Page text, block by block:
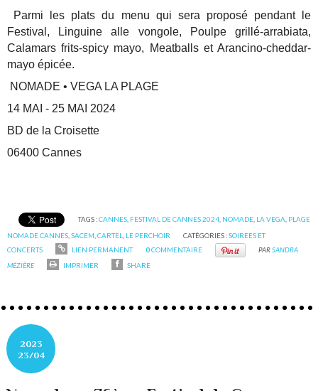
Parmi les plats du menu qui sera proposé pendant le
Festival, Linguine alle vongole, Poulpe grillé-arrabiata,
Calamars frits-spicy mayo, Meatballs et Arancino-cheddar-
mayo épicée.
NOMADE • VEGA LA PLAGE
14 MAI - 25 MAI 2024
BD de la Croisette
06400 Cannes
TAGS :CANNES, FESTIVAL DE CANNES 2024, NOMADE, LA VEGA PLAGE
NOMADE CANNES ,SACEM ,CARTEL LE PERCHOIR CATÉGORIES :SOIREES ET
CONCERTS
LIEN PERMANENT 0COMMENTAIRE PAR SANDRA
MÉZIÈRE
IMPRIMER SHARE
2023
23/04